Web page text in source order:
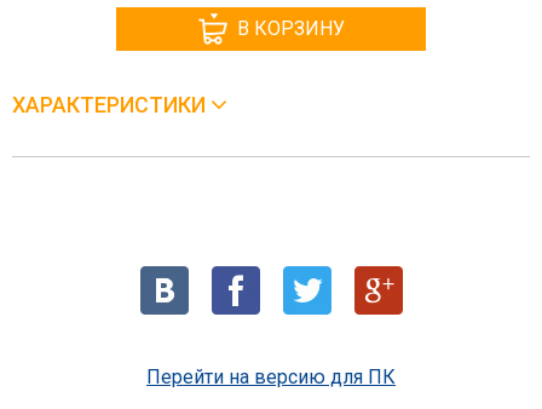
В КОРЗИНУ
ХАРАКТЕРИСТИКИ
Перейти на версию для ПК